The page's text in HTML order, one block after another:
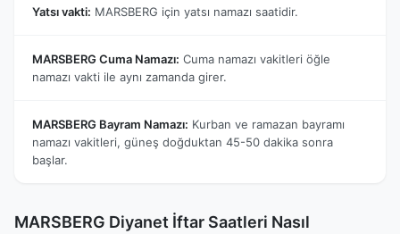
Yatsı vakti: MARSBERG için yatsı namazı saatidir.
MARSBERG Cuma Namazı: Cuma namazı vakitleri öğle
namazı vakti ile aynı zamanda girer.
MARSBERG Bayram Namazı: Kurban ve ramazan bayramı
namazı vakitleri, güneş doğduktan 45-50 dakika sonra
başlar.
MARSBERG Diyanet İftar Saatleri Nasıl